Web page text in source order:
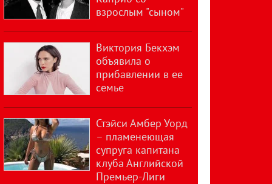
взрослым "сыном"
Виктория Бекхэм
объявила о
прибавлении в ее
семье
Стэйси Амбер Уорд
– пламенеющая
супруга капитана
клуба Английской
Премьер-Лиги